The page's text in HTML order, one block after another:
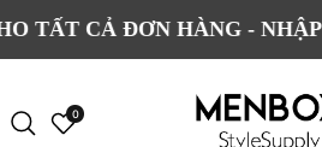
ĐƠN HÀNG - NHẬP MÃ
0